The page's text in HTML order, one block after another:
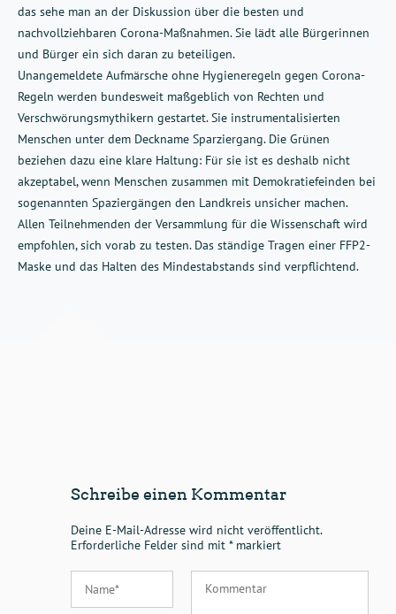
das sehe man an der Diskussion über die besten und
nachvollziehbaren Corona-Maßnahmen. Sie lädt alle Bürgerinnen
und Bürger ein sich daran zu beteiligen.
Unangemeldete Aufmärsche ohne Hygieneregeln gegen Corona-
Regeln werden bundesweit maßgeblich von Rechten und
Verschwörungsmythikern gestartet. Sie instrumentalisierten
Menschen unter dem Deckname Sparziergang. Die Grünen
beziehen dazu eine klare Haltung: Für sie ist es deshalb nicht
akzeptabel, wenn Menschen zusammen mit Demokratiefeinden bei
sogenannten Spaziergängen den Landkreis unsicher machen.
Allen Teilnehmenden der Versammlung für die Wissenschaft wird
empfohlen, sich vorab zu testen. Das ständige Tragen einer FFP2-
Maske und das Halten des Mindestabstands sind verpflichtend.
Schreibe einen Kommentar
Deine E-Mail-Adresse wird nicht veröffentlicht.
Erforderliche Felder sind mit *markiert